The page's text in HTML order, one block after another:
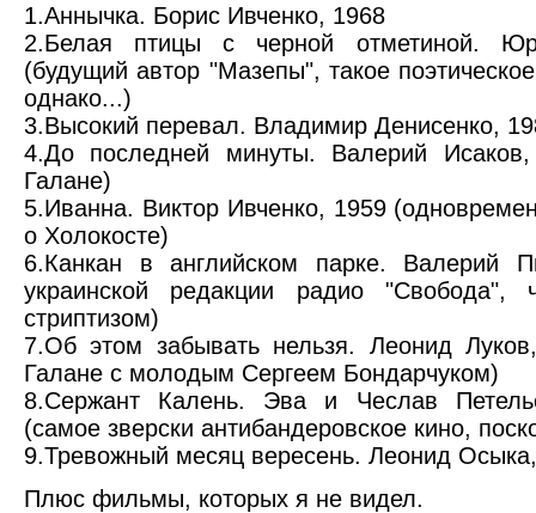
1.Аннычка. Борис Ивченко, 1968
2.Белая птицы с черной отметиной.
(будущий автор "Мазепы", такое
однако...)
3.Высокий перевал. Владимир Денисенко,
4.До последней минуты. Валерий
Галане)
5.Иванна. Виктор Ивченко, 1959
о Холокосте)
6.Канкан в английском парке. Валерий
украинской редакции радио
стриптизом)
7.Об этом забывать нельзя. Леонид
Галане с молодым Сергеем Бондарчуком)
8.Сержант Калень. Эва и Чеслав
(самое зверски антибандеровское кино,
9.Тревожный месяц вересень. Леонид
Плюс фильмы, которых я не видел.